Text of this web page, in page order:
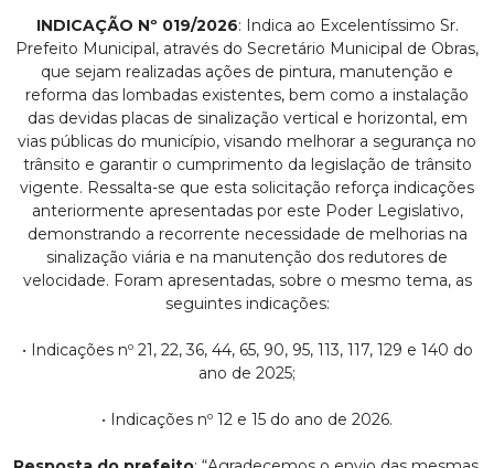
INDICAÇÃO Nº 019/2026: Indica ao Excelentíssimo Sr.
Prefeito Municipal, através do Secretário Municipal de Obras,
que sejam realizadas ações de pintura, manutenção e
reforma das lombadas existentes, bem como a instalação
das devidas placas de sinalização vertical e horizontal, em
vias públicas do município, visando melhorar a segurança no
trânsito e garantir o cumprimento da legislação de trânsito
vigente. Ressalta-se que esta solicitação reforça indicações
anteriormente apresentadas por este Poder Legislativo,
demonstrando a recorrente necessidade de melhorias na
sinalização viária e na manutenção dos redutores de
velocidade. Foram apresentadas, sobre o mesmo tema, as
seguintes indicações:
• Indicações nº 21, 22, 36, 44, 65, 90, 95, 113, 117, 129 e 140 do
ano de 2025;
• Indicações nº 12 e 15 do ano de 2026.